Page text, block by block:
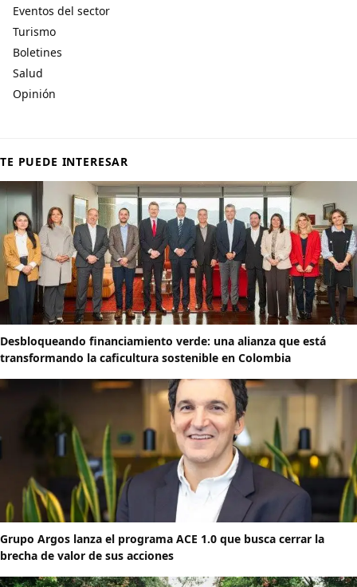
Eventos del sector
Turismo
Boletines
Salud
Opinión
TE PUEDE INTERESAR
Desbloqueando financiamiento verde: una alianza que está
transformando la caficultura sostenible en Colombia
Grupo Argos lanza el programa ACE 1.0 que busca cerrar la
brecha de valor de sus acciones